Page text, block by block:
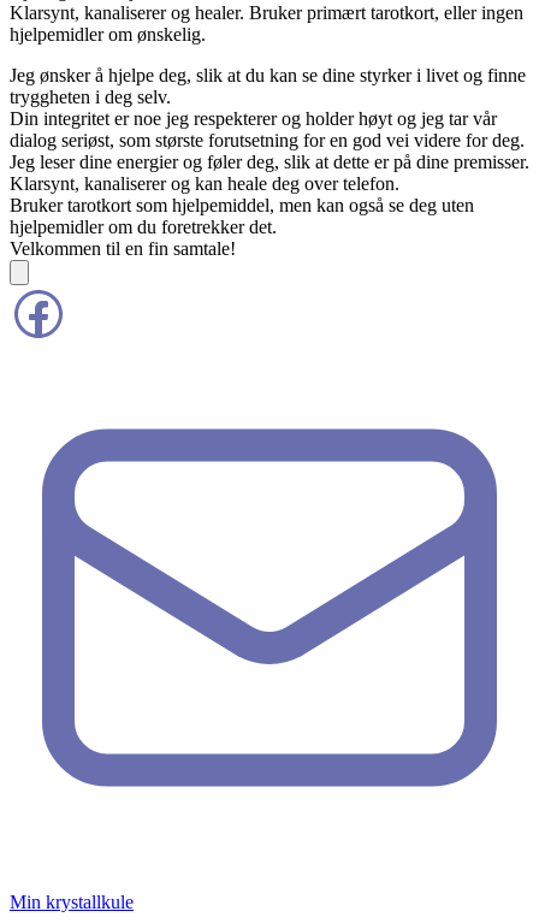
Klarsynt, kanaliserer og healer. Bruker primært tarotkort, eller ingen
hjelpemidler om ønskelig.
Jeg ønsker å hjelpe deg, slik at du kan se dine styrker i livet og finne
tryggheten i deg selv.
Din integritet er noe jeg respekterer og holder høyt og jeg tar vår
dialog seriøst, som største forutsetning for en god vei videre for deg.
Jeg leser dine energier og føler deg, slik at dette er på dine premisser.
Klarsynt, kanaliserer og kan heale deg over telefon.
Bruker tarotkort som hjelpemiddel, men kan også se deg uten
hjelpemidler om du foretrekker det.
Velkommen til en fin samtale!
Min krystallkule